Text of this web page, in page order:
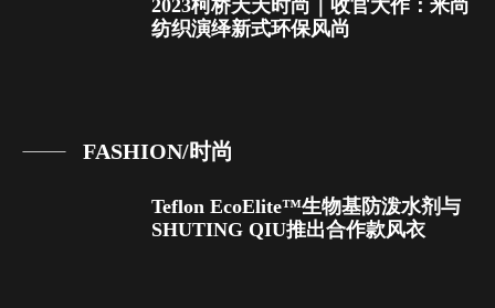
2023柯桥天天时尚｜收官大作：米尚
纺织演绎新式环保风尚
FASHION/时尚
Teflon EcoElite™生物基防泼水剂与
SHUTING QIU推出合作款风衣